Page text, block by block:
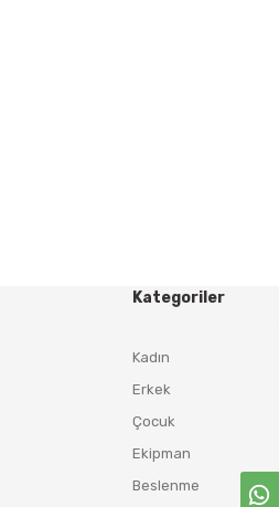
Kategoriler
Kadın
Erkek
Çocuk
Ekipman
Beslenme